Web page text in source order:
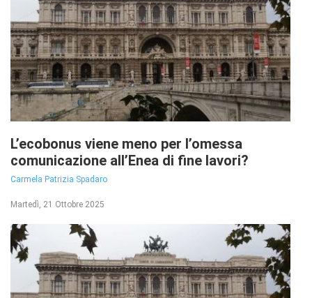
L’ecobonus viene meno per l’omessa
comunicazione all’Enea di fine lavori?
Carmela Patrizia Spadaro
Martedì, 21 Ottobre 2025